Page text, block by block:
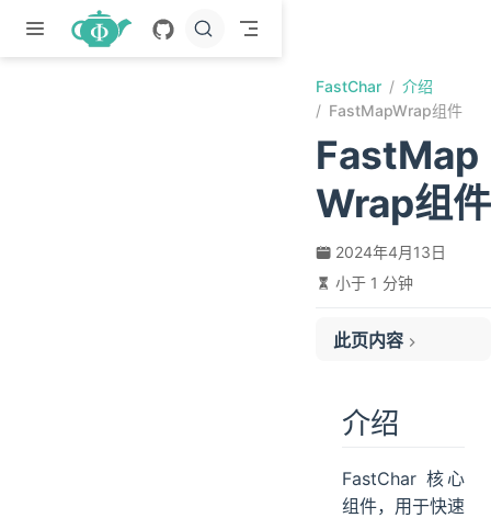
跳至主要內容
FastChar
介绍
FastMapWrap组件
FastMap
Wrap组件
2024年4月13日
小于 1 分钟
此页内容
属性表达式获取
更多方法
介绍
FastChar 核心
组件，用于快速